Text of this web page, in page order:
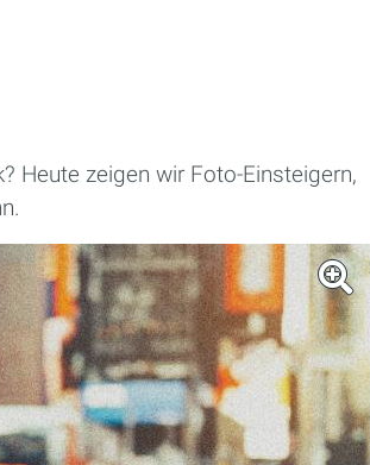
Heute zeigen wir Foto-Einsteigern,